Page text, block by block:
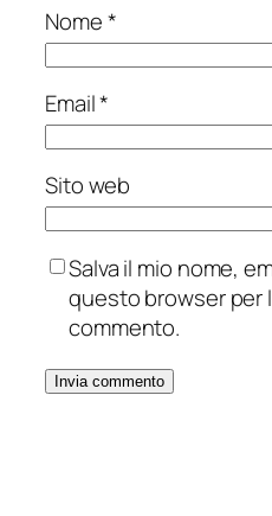
Nome*
Email*
Sito web
Salva il mio nome,
questo browser per
commento.